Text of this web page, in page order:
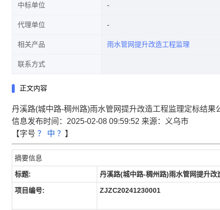
中标单位
代理单位
相关产品 雨水管网提升改造工程监理
联系方式
正文内容
丹溪路(城中路-稠州路)雨水管网提升改造工程监理定标结果
信息发布时间：2025-02-08 09:59:52 来源：
义乌市
【字号 ？ 中 ？ 】
摘要信息
标题: 丹溪路(城中路-稠州路)雨水管网提升改
项目编号: ZJZC20241230001